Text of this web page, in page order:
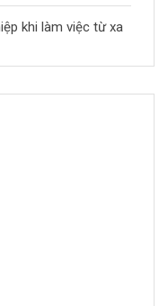
khi làm việc từ xa